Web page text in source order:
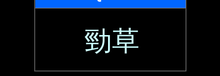
勁草